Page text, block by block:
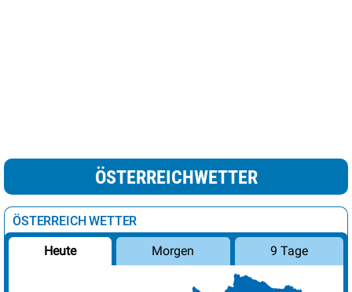
ÖSTERREICHWETTER
ÖSTERREICH WETTER
Heute Morgen 9 Tage